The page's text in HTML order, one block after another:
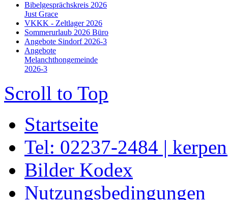
Bibelgesprächskreis 2026
Just Grace
VKKK - Zeltlager 2026
Sommerurlaub 2026 Büro
Angebote Sindorf 2026-3
Angebote
Melanchthongemeinde
2026-3
Scroll to Top
Startseite
Tel: 02237-2484 |
Bilder Kodex
Nutzungsbedingungen